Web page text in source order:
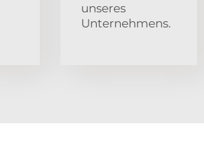
unseres
Unternehmens.